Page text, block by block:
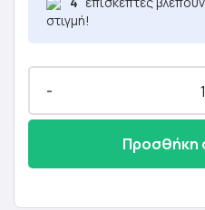
στιγμή!
-
Προσθήκη